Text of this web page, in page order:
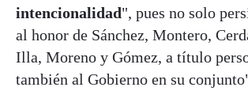
intencionalidad", pues no solo
al honor de Sánchez, Montero,
Illa, Moreno y Gómez, a título
también al Gobierno en su